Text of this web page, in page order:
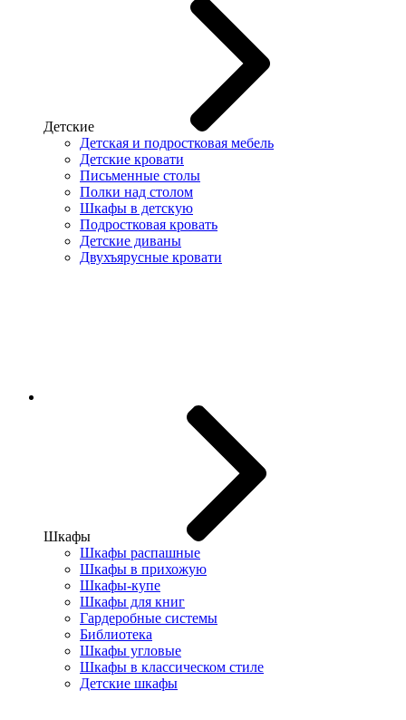
Детские
Детская и подростковая мебель
Детские кровати
Письменные столы
Полки над столом
Шкафы в детскую
Подростковая кровать
Детские диваны
Двухъярусные кровати
Шкафы
Шкафы распашные
Шкафы в прихожую
Шкафы-купе
Шкафы для книг
Гардеробные системы
Библиотека
Шкафы угловые
Шкафы в классическом стиле
Детские шкафы